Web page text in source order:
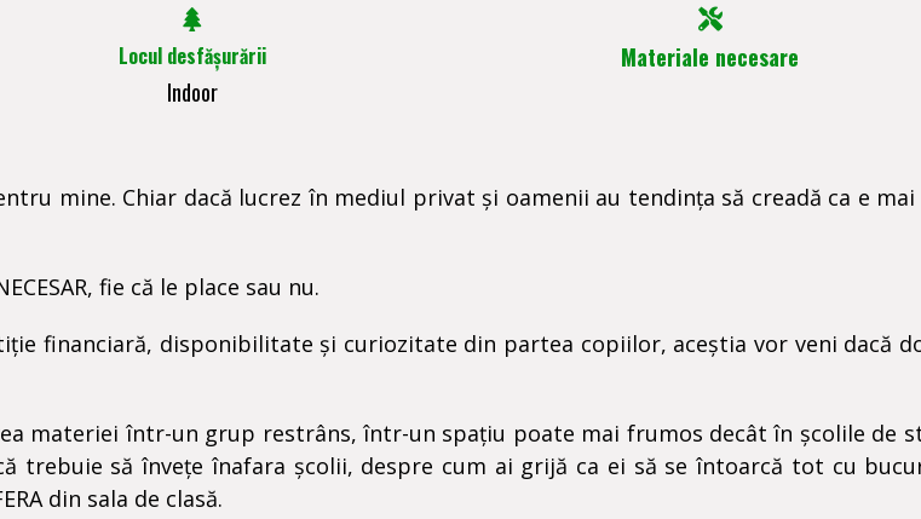
Locul desfășurării
Indoor
Materiale necesare
mine. Chiar dacă lucrez în mediul privat și oamenii au tendința să creadă ca e
fie că le place sau nu.
financiară, disponibilitate și curiozitate din partea copiilor, aceștia vor veni dacă
materiei într-un grup restrâns, într-un spațiu poate mai frumos decât în școlile de
trebuie să învețe înafara școlii, despre cum ai grijă ca ei să se întoarcă tot cu
din sala de clasă.